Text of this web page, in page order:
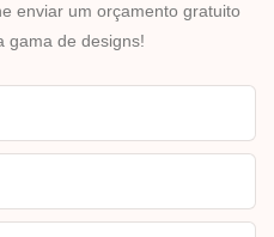
enviar um orçamento gratuito
gama de designs!